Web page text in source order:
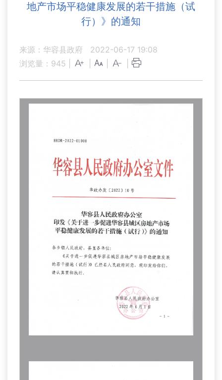
地产市场平稳健康发展的若干措施（试
行）》的通知
来源：华容县政府
2022-06-17 19:08
浏览量： 945